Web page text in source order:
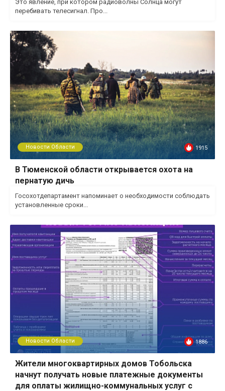
Это явление, при котором радиоволны Солнца могут
перебивать телесигнал. Про...
Новости Области 1915
В Тюменской области открывается охота на
пернатую дичь
Госохотдепартамент напоминает о необходимости соблюдать
установленные сроки...
Новости Области 1886
Жители многоквартирных домов Тобольска
начнут получать новые платежные документы
для оплаты жилищно-коммунальных услуг с